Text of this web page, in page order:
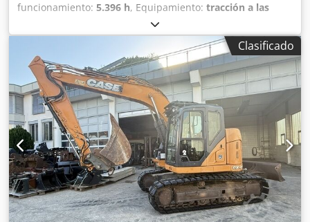
funcionamiento: 5.396 h, Equipamiento: tracción a las
, CATERPILLAR Modelo: 1650M Peso en vacío:
19 200 kg Potencia: 122 kW Horas de trabajo: 5396
Equipamiento: - Asiento calefactado - Aire acondicionado -
Radio - Rastrillo trasero con 3 dientes Codpfxszhyrme
Anzeha - Dispositivos y rejillas de protección de la cabina
en la parte delantera - Pala niveladora (plegable
hidráulicamente) Con gusto le brindamos asistencia
también en el área de financiación/arrendamiento a través
de nuestros socios. Todos los datos sin garantía. Salvo
error y omisión.
Clasificado